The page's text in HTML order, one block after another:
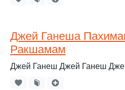
Джей Ганеша
Ракшамам
Джей Ганеш Джей Ганеш